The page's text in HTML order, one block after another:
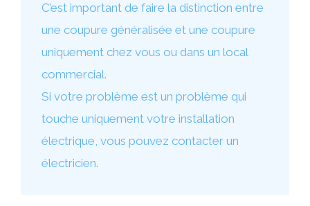
C’est important de faire la distinction entre
une coupure généralisée et une coupure
uniquement chez vous ou dans un local
commercial.
Si votre problème est un problème qui
touche uniquement votre installation
électrique, vous pouvez contacter un
électricien.